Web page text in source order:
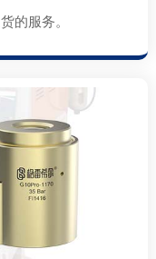
的服务。